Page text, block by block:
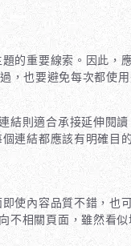
的重要線索。因此
，也要避免每次都使
則適合承接延伸閱
連結都應該有明確目
使內容品質不錯，
相關頁面，雖然看